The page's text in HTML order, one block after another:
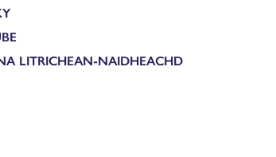
LITRICHEAN-NAIDHEACHD